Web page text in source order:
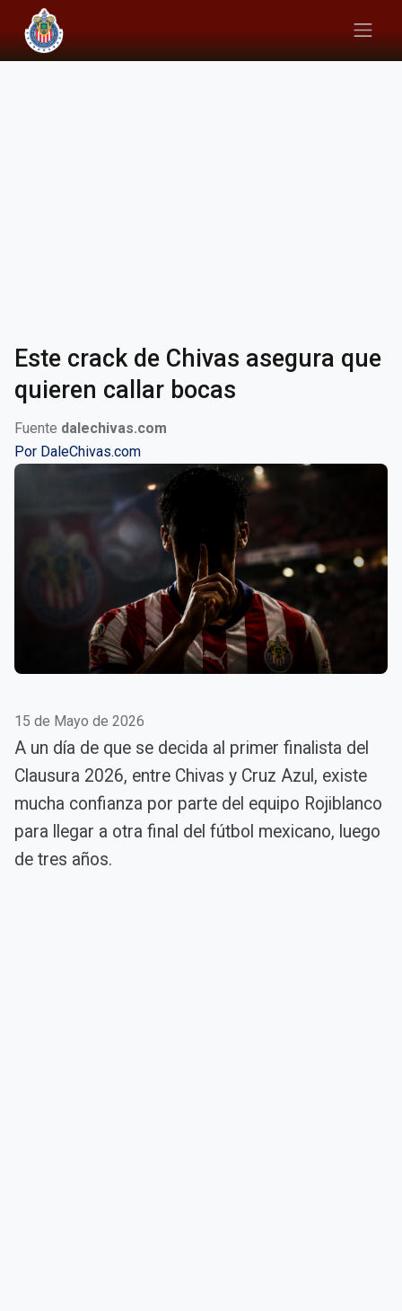
Este crack de Chivas asegura que
quieren callar bocas
Fuente dalechivas.com
Por DaleChivas.com
15 de Mayo de 2026
A un día de que se decida al primer finalista del
Clausura 2026, entre Chivas y Cruz Azul, existe
mucha confianza por parte del equipo Rojiblanco
para llegar a otra final del fútbol mexicano, luego
de tres años.